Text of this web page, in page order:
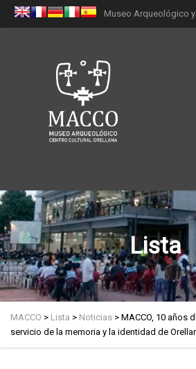
Museo Arqueológico
Lista
MACCO > Lista > Noticias > MACCO, 10 años
servicio de la memoria y la identidad de